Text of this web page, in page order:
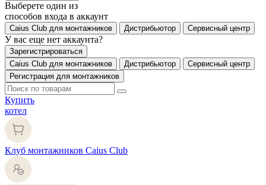
Выберете один из
способов входа в аккаунт
Caius Club для монтажников Дистрибьютор Сервисный центр
У вас еще нет аккаунта?
Зарегистрироваться
Caius Club для монтажников
Дистрибьютор
Сервисный центр
Регистрация для монтажников
Купить
котел
Клуб монтажников Caius Club